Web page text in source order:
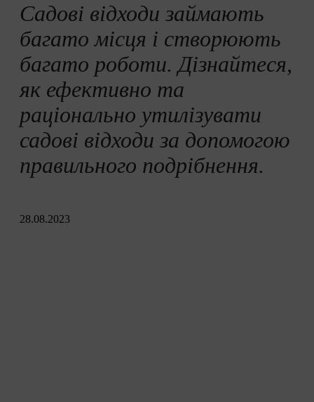
Садові відходи займають
багато місця і створюють
багато роботи. Дізнайтеся,
як ефективно та
раціонально утилізувати
садові відходи за допомогою
правильного подрібнення.
28.08.2023
Поради та рекомендації
Садові подрібнювачі для будь-яких потреб
Екологічна переробка